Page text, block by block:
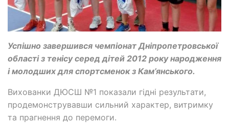
Успішно завершився чемпіонат Дніпропетровської
області з тенісу серед дітей 2012 року народження
і молодших для спортсменок з Кам’янського.
Вихованки ДЮСШ №1 показали гідні результати,
продемонструвавши сильний характер, витримку
та прагнення до перемоги.